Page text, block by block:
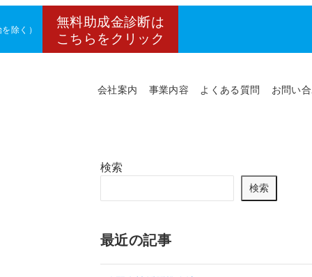
除く）
無料助成金診断は
こちらをクリック
会社案内 事業内容 よくある質問 お問い
検索
検索
最近の記事